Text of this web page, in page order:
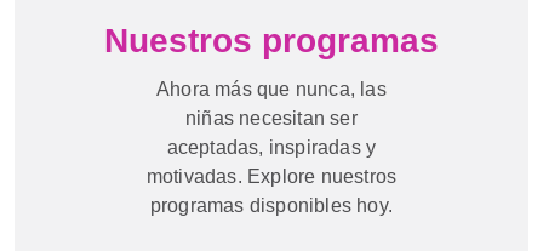
Nuestros programas
Ahora más que nunca, las
niñas necesitan ser
aceptadas, inspiradas y
motivadas. Explore nuestros
programas disponibles hoy.